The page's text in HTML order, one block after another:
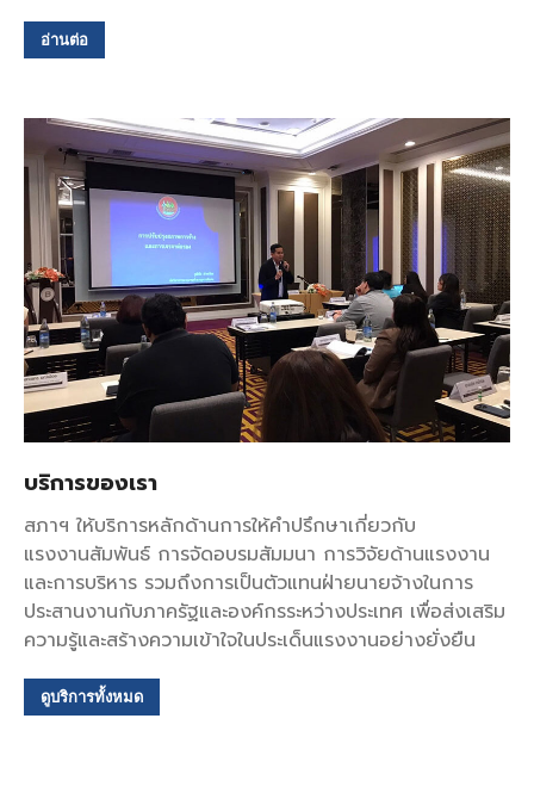
อ่านต่อ
บริการของเรา
สภาฯ ให้บริการหลักด้านการให้คำปรึกษาเกี่ยวกับ
แรงงานสัมพันธ์ การจัดอบรมสัมมนา การวิจัยด้านแรงงาน
และการบริหาร รวมถึงการเป็นตัวแทนฝ่ายนายจ้างในการ
ประสานงานกับภาครัฐและองค์กรระหว่างประเทศ เพื่อส่งเสริม
ความรู้และสร้างความเข้าใจในประเด็นแรงงานอย่างยั่งยืน
ดูบริการทั้งหมด